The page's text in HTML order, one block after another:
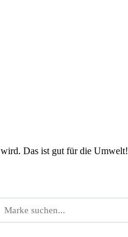
wird. Das ist gut für die Umwelt!